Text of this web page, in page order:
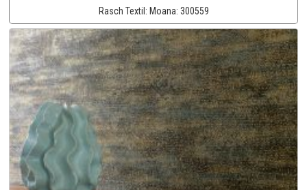
Rasch Textil: Moana: 300559